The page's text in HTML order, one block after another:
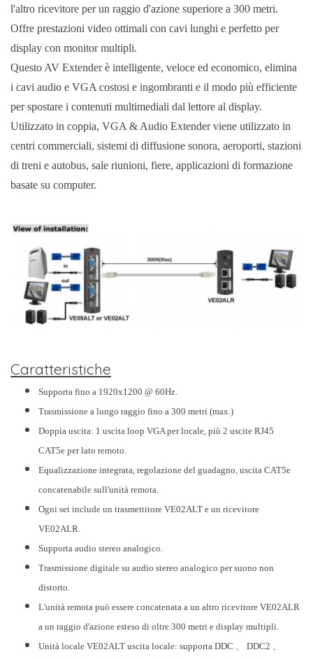
l'altro ricevitore per un raggio d'azione superiore a 300 metri.
Offre prestazioni video ottimali con cavi lunghi e perfetto per
display con monitor multipli.
Questo AV Extender è intelligente, veloce ed economico, elimina
i cavi audio e VGA costosi e ingombranti e il modo più efficiente
per spostare i contenuti multimediali dal lettore al display.
Utilizzato in coppia, VGA & Audio Extender viene utilizzato in
centri commerciali, sistemi di diffusione sonora, aeroporti, stazioni
di treni e autobus, sale riunioni, fiere, applicazioni di formazione
basate su computer.
Caratteristiche
Supporta fino a 1920x1200 @ 60Hz.
Trasmissione a lungo raggio fino a 300 metri (max.)
Doppia uscita: 1 uscita loop VGA per locale, più 2 uscite RJ45
CAT5e per lato remoto.
Equalizzazione integrata, regolazione del guadagno, uscita CAT5e
concatenabile sull'unità remota.
Ogni set include un trasmettitore VE02ALT e un ricevitore
VE02ALR.
Supporta audio stereo analogico.
Trasmissione digitale su audio stereo analogico per suono non
distorto.
L'unità remota può essere concatenata a un altro ricevitore VE02ALR
a un raggio d'azione esteso di oltre 300 metri e display multipli.
Unità locale VE02ALT uscita locale: supporta DDC 、 DDC2 、